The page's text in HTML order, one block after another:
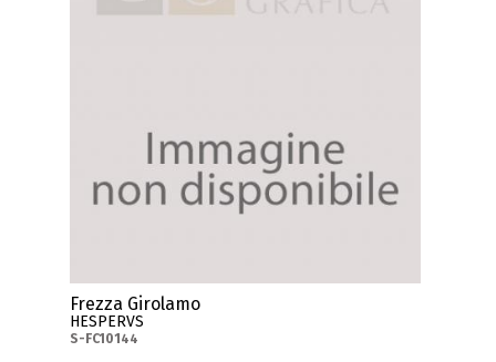
Frezza Girolamo
HESPERVS
S-FC10144